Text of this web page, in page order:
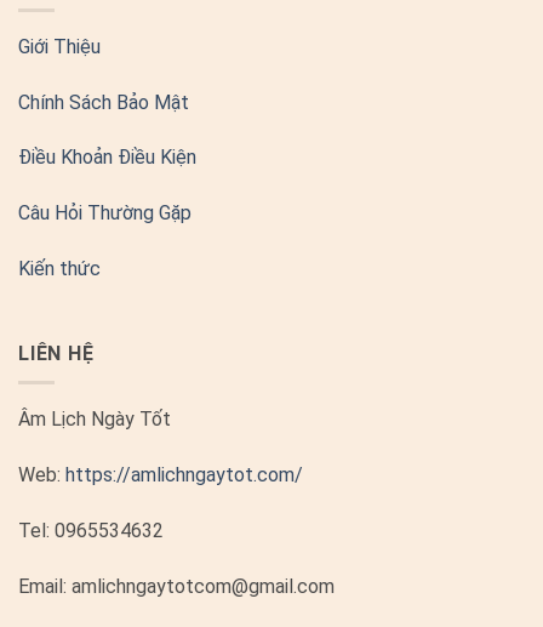
Giới Thiệu
Chính Sách Bảo Mật
Điều Khoản Điều Kiện
Câu Hỏi Thường Gặp
Kiến thức
LIÊN HỆ
Âm Lịch Ngày Tốt
Web: https://amlichngaytot.com/
Tel: 0965534632
Email: amlichngaytotcom@gmail.com